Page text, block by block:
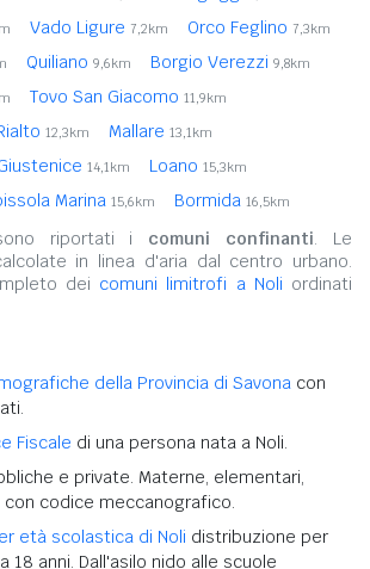
Vado Ligure 7,2km Orco Feglino 7,3km
Quiliano 9,6km Borgio Verezzi 9,8km
Tovo San Giacomo 11,9km
12,3km Mallare 13,1km
14,1km Loano 15,3km
Marina 15,6km Bormida 16,5km
riportati i comuni confinanti. Le
in linea d'aria dal centro urbano.
dei comuni limitrofi a Noli ordinati
della Provincia di Savona con
Fiscale di una persona nata a Noli.
e private. Materne, elementari,
codice meccanografico.
età scolastica di Noli distribuzione per
18 anni. Dall'asilo nido alle scuole